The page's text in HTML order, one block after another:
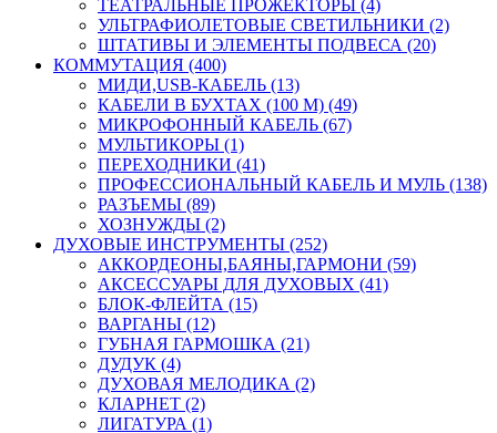
ТЕАТРАЛЬНЫЕ ПРОЖЕКТОРЫ (4)
УЛЬТРАФИОЛЕТОВЫЕ СВЕТИЛЬНИКИ (2)
ШТАТИВЫ И ЭЛЕМЕНТЫ ПОДВЕСА (20)
КОММУТАЦИЯ (400)
МИДИ,USB-КАБЕЛЬ (13)
КАБЕЛИ В БУХТАХ (100 М) (49)
МИКРОФОННЫЙ КАБЕЛЬ (67)
МУЛЬТИКОРЫ (1)
ПЕРЕХОДНИКИ (41)
ПРОФЕССИОНАЛЬНЫЙ КАБЕЛЬ И МУЛЬ (138)
РАЗЪЕМЫ (89)
ХОЗНУЖДЫ (2)
ДУХОВЫЕ ИНСТРУМЕНТЫ (252)
АККОРДЕОНЫ,БАЯНЫ,ГАРМОНИ (59)
АКСЕССУАРЫ ДЛЯ ДУХОВЫХ (41)
БЛОК-ФЛЕЙТА (15)
ВАРГАНЫ (12)
ГУБНАЯ ГАРМОШКА (21)
ДУДУК (4)
ДУХОВАЯ МЕЛОДИКА (2)
КЛАРНЕТ (2)
ЛИГАТУРА (1)